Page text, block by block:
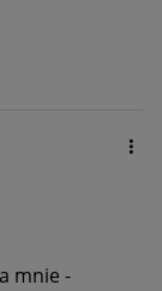
mnie -